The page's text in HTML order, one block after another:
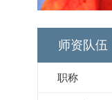
师资队伍
职称